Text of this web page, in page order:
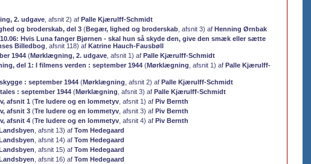
2. udgave , afsnit 2) af Palle Kjærulff-Schmidt
og broderskab, del 3 (Begær, lighed og broderskab , afsnit 3) af Henning Ørnbak
Hvis Luna fanger Bjørnen - skal hun så skyde den, give den smæk eller sætte
Billedbog , afsnit 118) af Katrine Hauch-Fausbøll
1944 (Mørklægning, 2. udgave , afsnit 1) af Palle Kjærulff-Schmidt
del 1: I filmens verden : september 1944 (Mørklægning , afsnit 1) af Palle Kjærulff-
: september 1944 (Mørklægning , afsnit 2) af Palle Kjærulff-Schmidt
: september 1944 (Mørklægning , afsnit 3) af Palle Kjærulff-Schmidt
afsnit 1 (Tre ludere og en lommetyv , afsnit 1) af Piv Bernth
afsnit 3 (Tre ludere og en lommetyv , afsnit 3) af Piv Bernth
afsnit 4 (Tre ludere og en lommetyv , afsnit 4) af Piv Bernth
, afsnit 13) af Tom Hedegaard
, afsnit 14) af Tom Hedegaard
, afsnit 15) af Tom Hedegaard
, afsnit 16) af Tom Hedegaard